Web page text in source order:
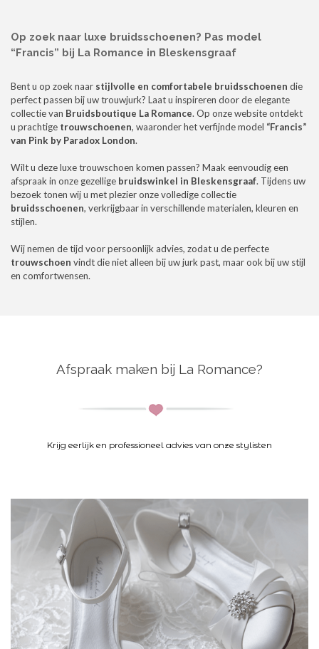
Op zoek naar luxe bruidsschoenen? Pas model
“Francis” bij La Romance in Bleskensgraaf
Bent u op zoek naar stijlvolle en comfortabele bruidsschoenen die
perfect passen bij uw trouwjurk? Laat u inspireren door de elegante
collectie van Bruidsboutique La Romance. Op onze website ontdekt
u prachtige trouwschoenen, waaronder het verfijnde model “Francis”
van Pink by Paradox London.
Wilt u deze luxe trouwschoen komen passen? Maak eenvoudig een
afspraak in onze gezellige bruidswinkel in Bleskensgraaf. Tijdens uw
bezoek tonen wij u met plezier onze volledige collectie
bruidsschoenen, verkrijgbaar in verschillende materialen, kleuren en
stijlen.
Wij nemen de tijd voor persoonlijk advies, zodat u de perfecte
trouwschoen vindt die niet alleen bij uw jurk past, maar ook bij uw stijl
en comfortwensen.
Afspraak maken bij La Romance?
Krijg eerlijk en professioneel advies van onze stylisten